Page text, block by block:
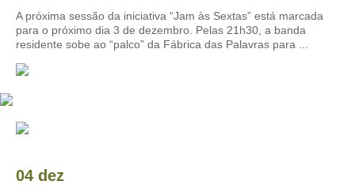
A próxima sessão da iniciativa “Jam às Sextas” está marcada
para o próximo dia 3 de dezembro. Pelas 21h30, a banda
residente sobe ao “palco” da Fábrica das Palavras para ...
04 dez